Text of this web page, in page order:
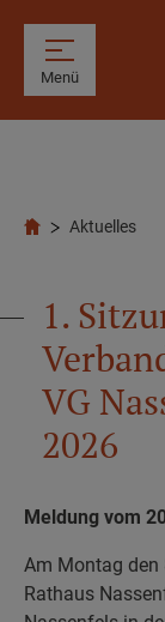
Menü
Aktuelles
1.
VG
2026
Meldung vom
Am Montag den
Rathaus